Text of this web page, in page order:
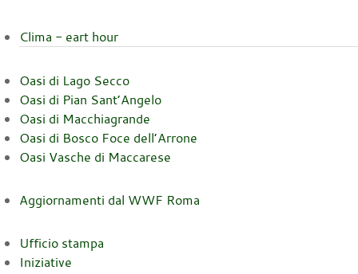
Clima - eart hour
Oasi di Lago Secco
Oasi di Pian Sant’Angelo
Oasi di Macchiagrande
Oasi di Bosco Foce dell’Arrone
Oasi Vasche di Maccarese
Aggiornamenti dal WWF Roma
Ufficio stampa
Iniziative